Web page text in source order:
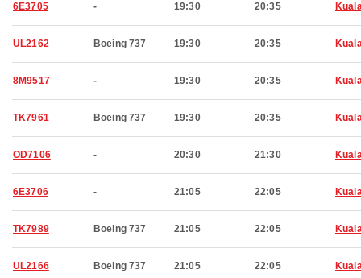
6E3705 - 19:30 20:35
UL2162 Boeing 737 19:30 20:35
8M9517 - 19:30 20:35
TK7961 Boeing 737 19:30 20:35
OD7106 - 20:30 21:30
6E3706 - 21:05 22:05
TK7989 Boeing 737 21:05 22:05
UL2166 Boeing 737 21:05 22:05